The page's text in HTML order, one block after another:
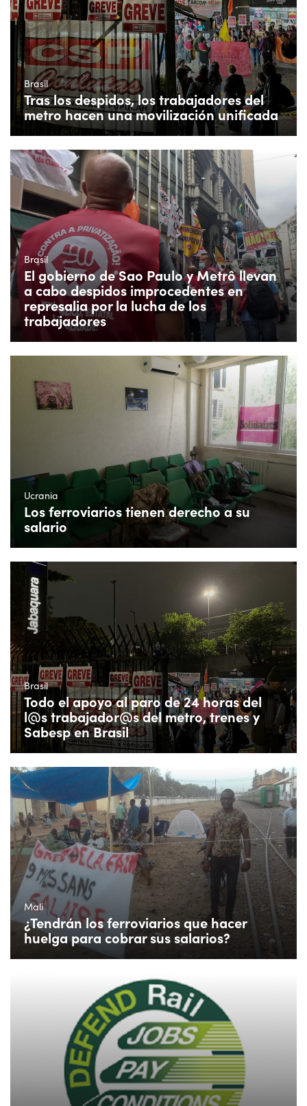
Brasil
Tras los despidos, los trabajadores del
metro hacen una movilización unificada
Brasil
El gobierno de Sao Paulo y Metrô llevan
a cabo despidos improcedentes en
represalia por la lucha de los
trabajadores
Ucrania
Los ferroviarios tienen derecho a su
salario
Brasil
Todo el apoyo al paro de 24 horas del
l@s trabajador@s del metro, trenes y
Sabesp en Brasil
Mali
¿Tendrán los ferroviarios que hacer
huelga para cobrar sus salarios?